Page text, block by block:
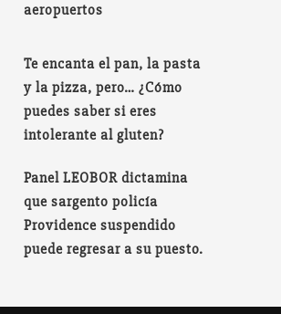
aeropuertos
Te encanta el pan, la pasta
y la pizza, pero… ¿Cómo
puedes saber si eres
intolerante al gluten?
Panel LEOBOR dictamina
que sargento policía
Providence suspendido
puede regresar a su puesto.